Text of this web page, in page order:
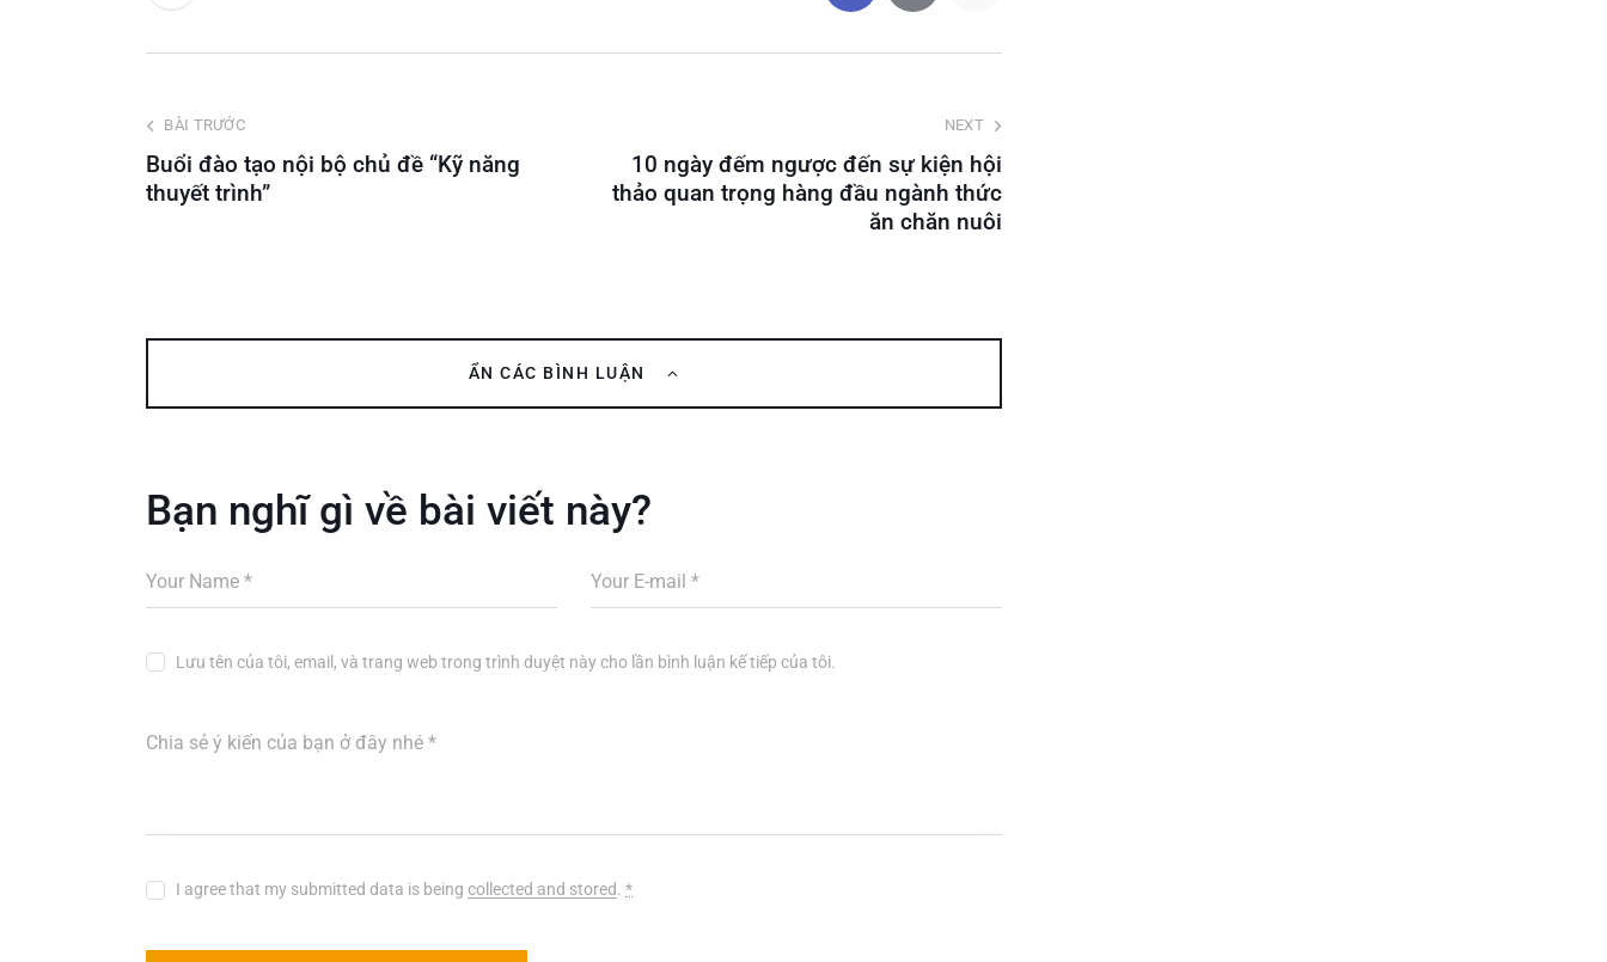
BÀI TRƯỚC
Buổi đào tạo nội bộ chủ đề “Kỹ năng
thuyết trình”
NEXT
10 ngày đếm ngược đến sự kiện hội
thảo quan trọng hàng đầu ngành thức
ăn chăn nuôi
ẨN CÁC BÌNH LUẬN
Bạn nghĩ gì về bài viết này?
Lưu tên của tôi, email, và trang web trong trình duyệt này cho lần bình luận kế tiếp của tôi.
I agree that my submitted data is beingcollected and stored.*